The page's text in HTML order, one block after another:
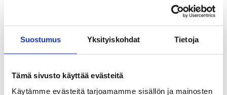
Suostumus Yksityiskohdat Tietoja
Tämä sivusto käyttää evästeitä
Käytämme evästeitä tarjoamamme sisällön ja mainosten
FinBolt G2